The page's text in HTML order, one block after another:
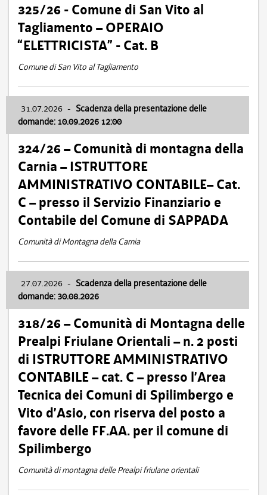
325/26 - Comune di San Vito al
Tagliamento – OPERAIO
“ELETTRICISTA” - Cat. B
Comune di San Vito al Tagliamento
31.07.2026 - Scadenza della presentazione delle
domande: 10.09.2026 12:00
324/26 – Comunità di montagna della
Carnia – ISTRUTTORE
AMMINISTRATIVO CONTABILE– Cat.
C – presso il Servizio Finanziario e
Contabile del Comune di SAPPADA
Comunità di Montagna della Carnia
27.07.2026 - Scadenza della presentazione delle
domande: 30.08.2026
318/26 – Comunità di Montagna delle
Prealpi Friulane Orientali – n. 2 posti
di ISTRUTTORE AMMINISTRATIVO
CONTABILE – cat. C – presso l’Area
Tecnica dei Comuni di Spilimbergo e
Vito d’Asio, con riserva del posto a
favore delle FF.AA. per il comune di
Spilimbergo
Comunità di montagna delle Prealpi friulane orientali